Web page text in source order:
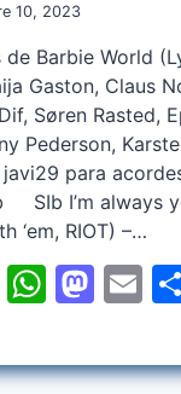
10, 2023
Barbie World
Gaston, Claus
Søren Rasted,
Pederson,
para
I’m always
‘em, RIOT) –…
Pinterest